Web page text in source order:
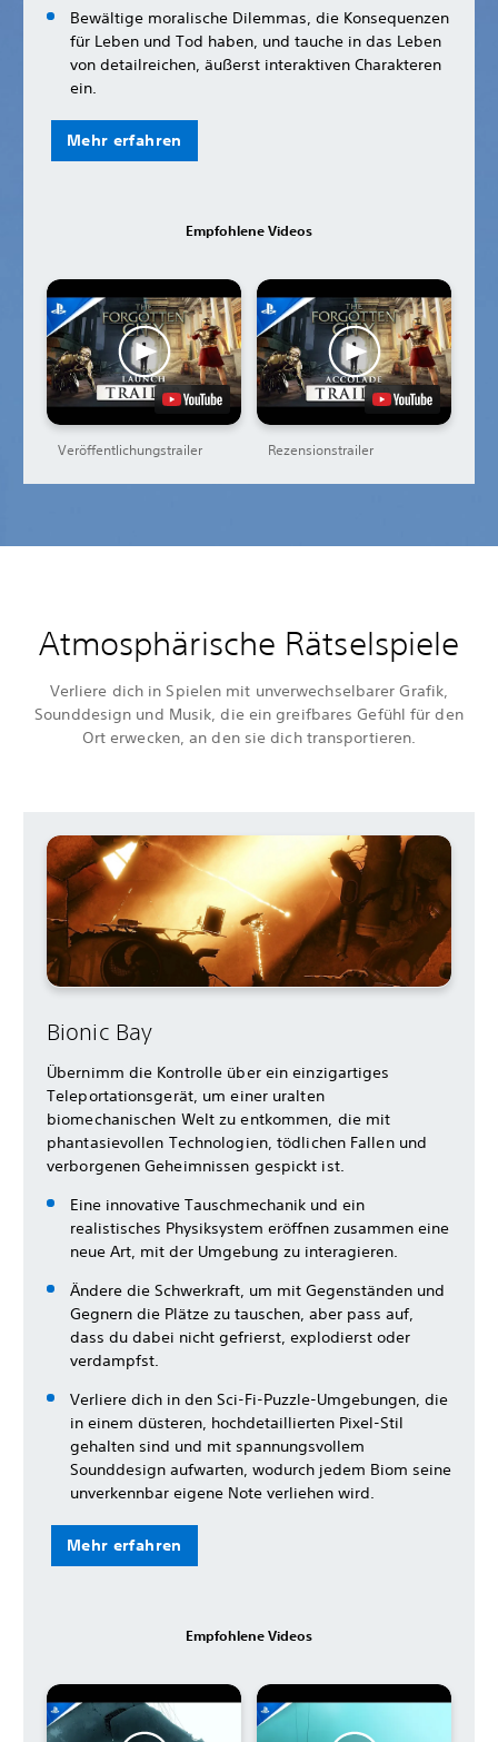
Bewältige moralische Dilemmas, die Konsequenzen
für Leben und Tod haben, und tauche in das Leben
von detailreichen, äußerst interaktiven Charakteren
ein.
Mehr erfahren
Empfohlene Videos
Veröffentlichungstrailer Rezensionstrailer
Atmosphärische Rätselspiele
Verliere dich in Spielen mit unverwechselbarer Grafik,
Sounddesign und Musik, die ein greifbares Gefühl für den
Ort erwecken, an den sie dich transportieren.
Bionic Bay
Übernimm die Kontrolle über ein einzigartiges
Teleportationsgerät, um einer uralten
biomechanischen Welt zu entkommen, die mit
phantasievollen Technologien, tödlichen Fallen und
verborgenen Geheimnissen gespickt ist.
Eine innovative Tauschmechanik und ein
realistisches Physiksystem eröffnen zusammen eine
neue Art, mit der Umgebung zu interagieren.
Ändere die Schwerkraft, um mit Gegenständen und
Gegnern die Plätze zu tauschen, aber pass auf,
dass du dabei nicht gefrierst, explodierst oder
verdampfst.
Verliere dich in den Sci-Fi-Puzzle-Umgebungen, die
in einem düsteren, hochdetaillierten Pixel-Stil
gehalten sind und mit spannungsvollem
Sounddesign aufwarten, wodurch jedem Biom seine
unverkennbar eigene Note verliehen wird.
Mehr erfahren
Empfohlene Videos